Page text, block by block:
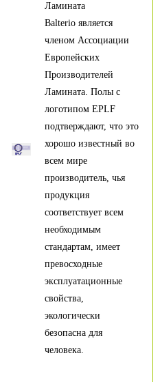
Ламината
Balterio является
членом Ассоциации
Европейских
Производителей
Ламината. Полы с
логотипом EPLF
подтверждают, что это
хорошо известный во
всем мире
производитель, чья
продукция
соответствует всем
необходимым
стандартам, имеет
превосходные
эксплуатационные
свойства,
экологически
безопасна для
человека.